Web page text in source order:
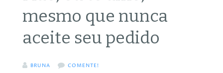
mesmo que nunca
aceite seu pedido
BRUNA
COMENTE!